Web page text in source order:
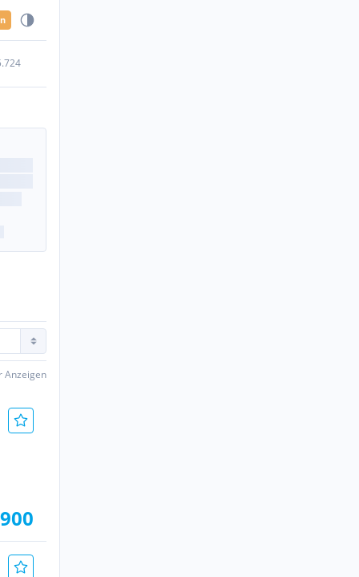
Anzeigen